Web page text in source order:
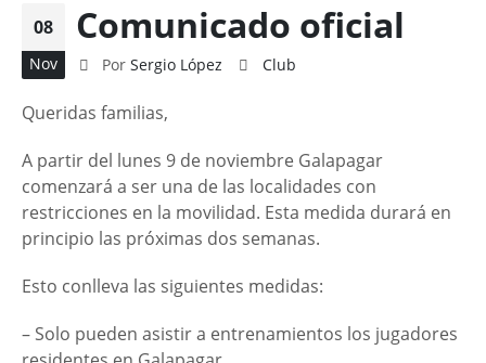
08
Nov
Comunicado oficial
Por Sergio López Club
Queridas familias,
A partir del lunes 9 de noviembre Galapagar
comenzará a ser una de las localidades con
restricciones en la movilidad. Esta medida durará en
principio las próximas dos semanas.
Esto conlleva las siguientes medidas:
– Solo pueden asistir a entrenamientos los jugadores